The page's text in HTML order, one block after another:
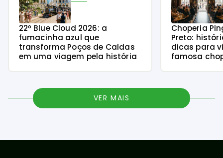
22º Blue Cloud 2026: a
fumacinha azul que
transforma Poços de Caldas
em uma viagem pela história
Choperia
Preto:
dicas para
famosa
VER MAIS